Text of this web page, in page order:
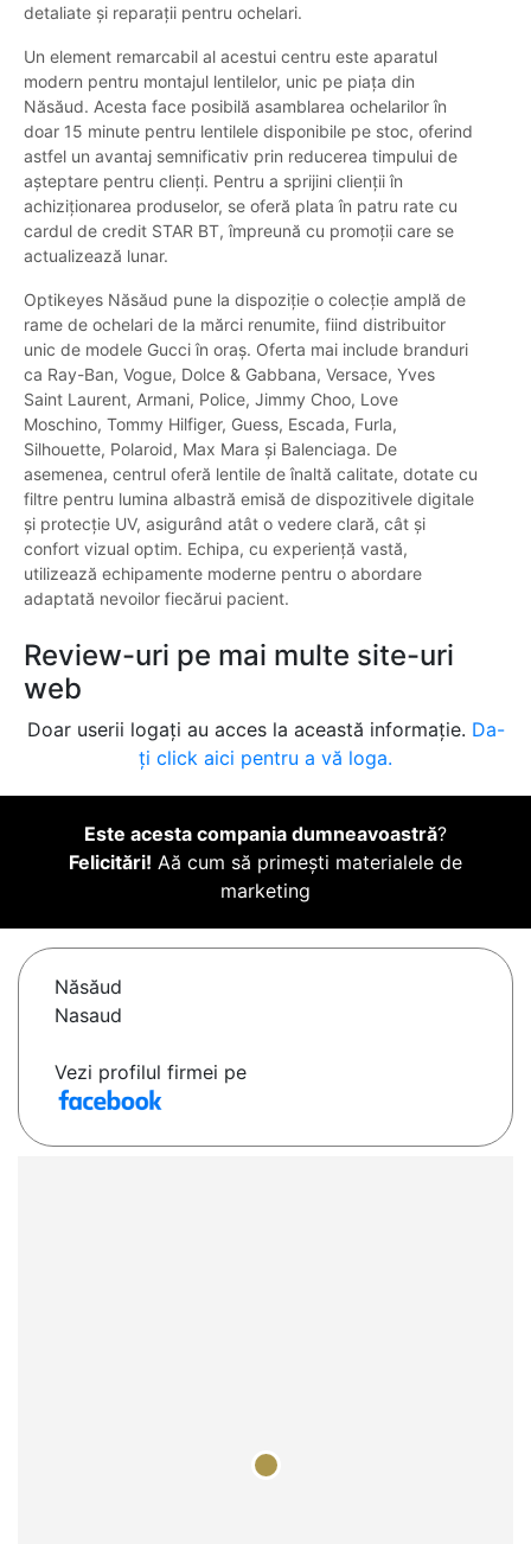
detaliate și reparații pentru ochelari.
Un element remarcabil al acestui centru este aparatul
modern pentru montajul lentilelor, unic pe piața din
Năsăud. Acesta face posibilă asamblarea ochelarilor în
doar 15 minute pentru lentilele disponibile pe stoc, oferind
astfel un avantaj semnificativ prin reducerea timpului de
așteptare pentru clienți. Pentru a sprijini clienții în
achiziționarea produselor, se oferă plata în patru rate cu
cardul de credit STAR BT, împreună cu promoții care se
actualizează lunar.
Optikeyes Năsăud pune la dispoziție o colecție amplă de
rame de ochelari de la mărci renumite, fiind distribuitor
unic de modele Gucci în oraș. Oferta mai include branduri
ca Ray-Ban, Vogue, Dolce & Gabbana, Versace, Yves
Saint Laurent, Armani, Police, Jimmy Choo, Love
Moschino, Tommy Hilfiger, Guess, Escada, Furla,
Silhouette, Polaroid, Max Mara și Balenciaga. De
asemenea, centrul oferă lentile de înaltă calitate, dotate cu
filtre pentru lumina albastră emisă de dispozitivele digitale
și protecție UV, asigurând atât o vedere clară, cât și
confort vizual optim. Echipa, cu experiență vastă,
utilizează echipamente moderne pentru o abordare
adaptată nevoilor fiecărui pacient.
Review-uri pe mai multe site-uri
web
Doar userii logați au acces la această informație. Da-
ți click aici pentru a vă loga.
Este acesta compania dumneavoastră?
Felicitări! Aă cum să primești materialele de
marketing
Năsăud
Nasaud
Vezi profilul firmei pe